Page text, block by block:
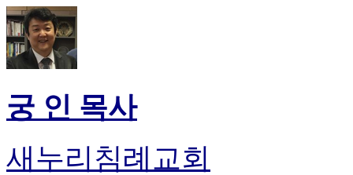
프
진
후
기
프
진
국
미
궁 인 목사
새누리침례교회